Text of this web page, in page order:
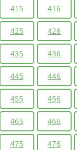
415 416
425 426
435 436
445 446
455 456
465 466
475 476